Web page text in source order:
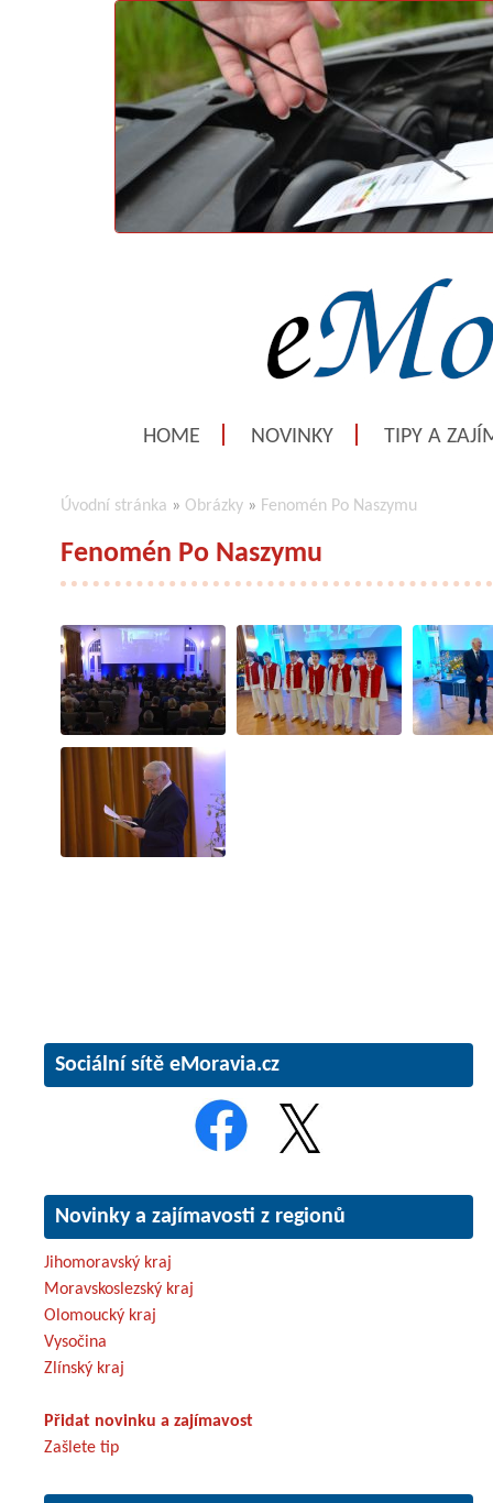
HOME NOVINKY TIPY A
Úvodní stránka » Obrázky » Fenomén Po Naszymu
Fenomén Po Naszymu
Sociální sítě eMoravia.cz
Novinky a zajímavosti z regionů
Jihomoravský kraj
Moravskoslezský kraj
Olomoucký kraj
Vysočina
Zlínský kraj
Přidat novinku a zajímavost
Zašlete tip